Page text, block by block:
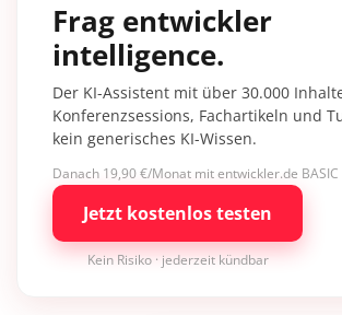
Frag entwickler
intelligence.
Der KI-Assistent mit über 30.000
Konferenzsessions, Fachartikeln und
kein generisches KI-Wissen.
Danach 19,90 €/Monat mit entwickler.de BASIC
Jetzt kostenlos testen
Kein Risiko · jederzeit kündbar